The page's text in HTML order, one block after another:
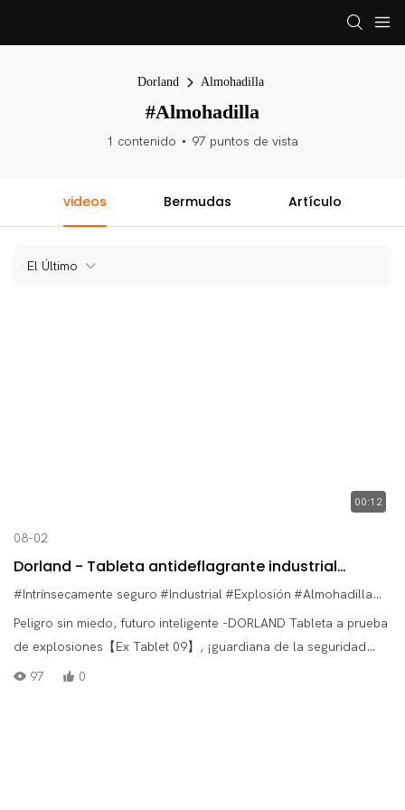
Dorland Almohadilla
#Almohadilla
1 contenido 97 puntos de vista
videos Bermudas Artículo
El Último
00:12
08-02
Dorland - Tableta antideflagrante industrial
intrínsecamente segura 09
#Intrínsecamente seguro #Industrial#Explosión #Almohadilla
Peligro sin miedo, futuro inteligente -DORLAND Tableta a prueba
de explosiones【Ex Tablet 09】, ¡guardiana de la seguridad
industrial!
97 0